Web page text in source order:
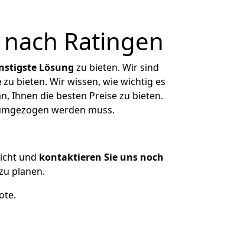
Ratingen
Lösung zu bieten. Wir sind
zu bieten. Wir wissen, wie wichtig es
Ihnen die besten Preise zu bieten.
werden muss.
und kontaktieren Sie uns noch
planen.